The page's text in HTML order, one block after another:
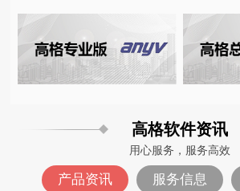
高格软件资讯
用心服务，服务高效
产品资讯 服务信息